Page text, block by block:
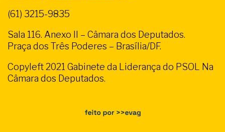
(61) 3215-9835
Sala 116. Anexo II – Câmara dos Deputados.
Praça dos Três Poderes – Brasília/DF.
Copyleft 2021 Gabinete da Liderança do PSOL Na
Câmara dos Deputados.